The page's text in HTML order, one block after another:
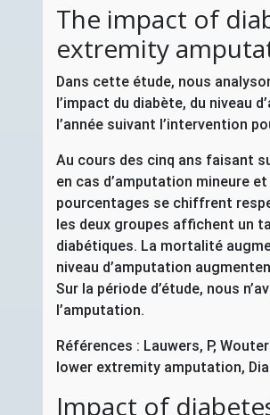
The impact of
extremity
Dans cette étude, nous
l’impact du diabète, du niveau
l’année suivant l’intervention
Au cours des cinq ans faisant
en cas d’amputation mineure
pourcentages se chiffrent
les deux groupes affichent un
diabétiques. La mortalité
niveau d’amputation
Sur la période d’étude, nous
l’amputation.
Références : Lauwers, P,
lower extremity amputation,
Impact of